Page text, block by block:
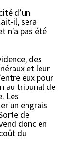
d’un
il, sera
n’a pas été
des
et leur
eux pour
au tribunal de
Les
un engrais
de
donc en
du